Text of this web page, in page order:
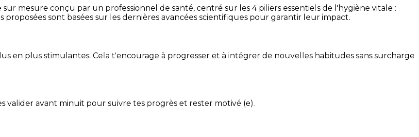
mesure conçu par un professionnel de santé, centré sur les 4 piliers essentiels de l'hygiène vitale :
sont basées sur les dernières avancées scientifiques pour garantir leur impact.
en plus stimulantes. Cela t'encourage à progresser et à intégrer de nouvelles habitudes sans surcharge
valider avant minuit pour suivre tes progrès et rester motivé (e).